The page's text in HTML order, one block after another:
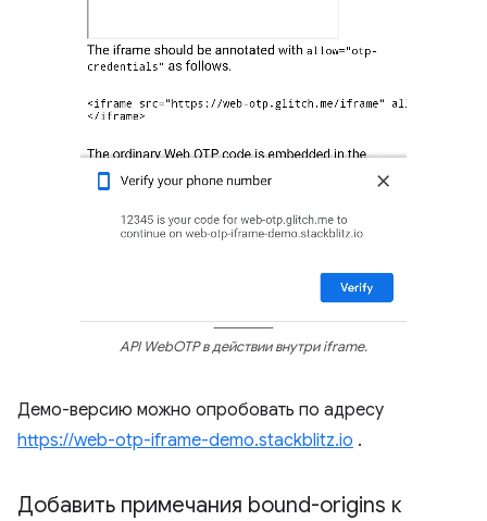
API WebOTP в действии внутри iframe.
Демо-версию можно опробовать по адресу
https://web-otp-iframe-demo.stackblitz.io .
Добавить примечания bound-origins к